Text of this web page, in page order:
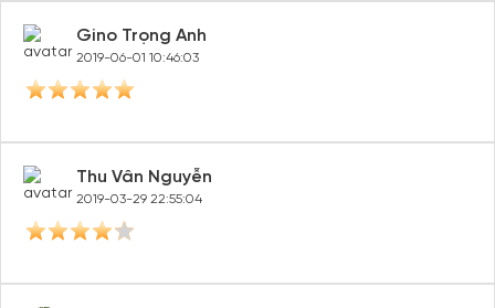
Gino Trọng Anh
2019-06-01 10:46:03
Thu Vân Nguyễn
2019-03-29 22:55:04